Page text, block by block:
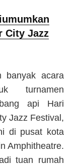
City Jazz
banyak acara
turnamen
api Hari
Jazz Festival,
di pusat kota
Amphitheatre.
tuan rumah